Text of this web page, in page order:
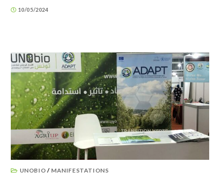
10/05/2024
UNOBIO / MANIFESTATIONS